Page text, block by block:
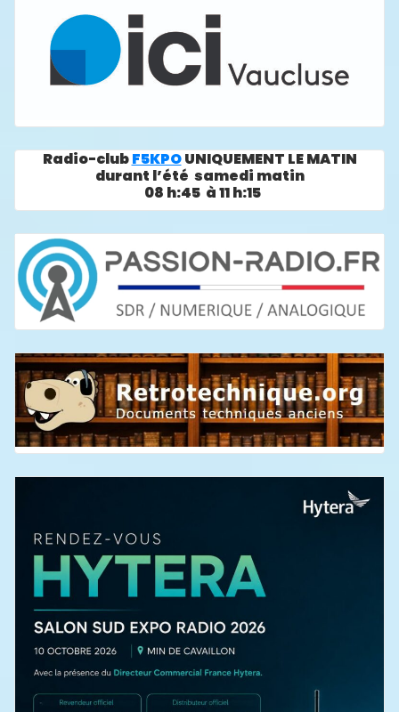
Radio-clubF5KPOUNIQUEMENT LE MATIN
durant l’été samedi matin
08 h:45 à 11 h:15